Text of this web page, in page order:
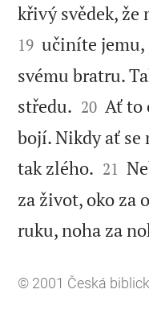
křivý svědek, že
19 učiníte
svému bratru.
středu. 

20 Ať to
bojí. Nikdy ať se
tak zlého. 

21
za život, oko za
ruku, noha za
© 2001 Česká